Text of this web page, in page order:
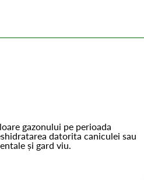
gazonului pe perioada
datorita caniculei sau
și gard viu.